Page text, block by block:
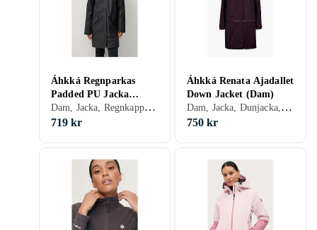
Áhkká Regnparkas
Padded PU Jacka
(Dam)
Dam, Jacka, Regnkappa, Vinter
719 kr
Áhkká Renata Ajadallet
Down Jacket (Dam)
Dam, Jacka, Dunjacka, Vinter, Vår/höst, Nylon/Polyamid, Polyester
750 kr